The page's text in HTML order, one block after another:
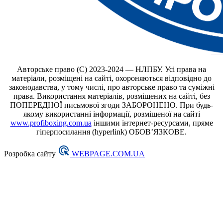
Авторське право (С) 2023-2024 — НЛПБУ. Усі права на
матеріали, розміщені на сайті, охороняються відповідно до
законодавства, у тому числі, про авторське право та суміжні
права. Використання матеріалів, розміщених на сайті, без
ПОПЕРЕДНОЇ письмової згоди ЗАБОРОНЕНО. При будь-
якому використанні інформації, розміщеної на сайті
www.profiboxing.com.ua іншими інтернет-ресурсами, пряме
гіперпосилання (hyperlink) ОБОВ’ЯЗКОВЕ.
Розробка сайту WEBPAGE.COM.UA